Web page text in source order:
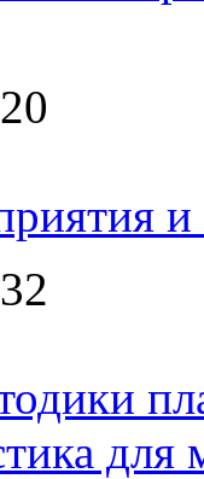
и
для